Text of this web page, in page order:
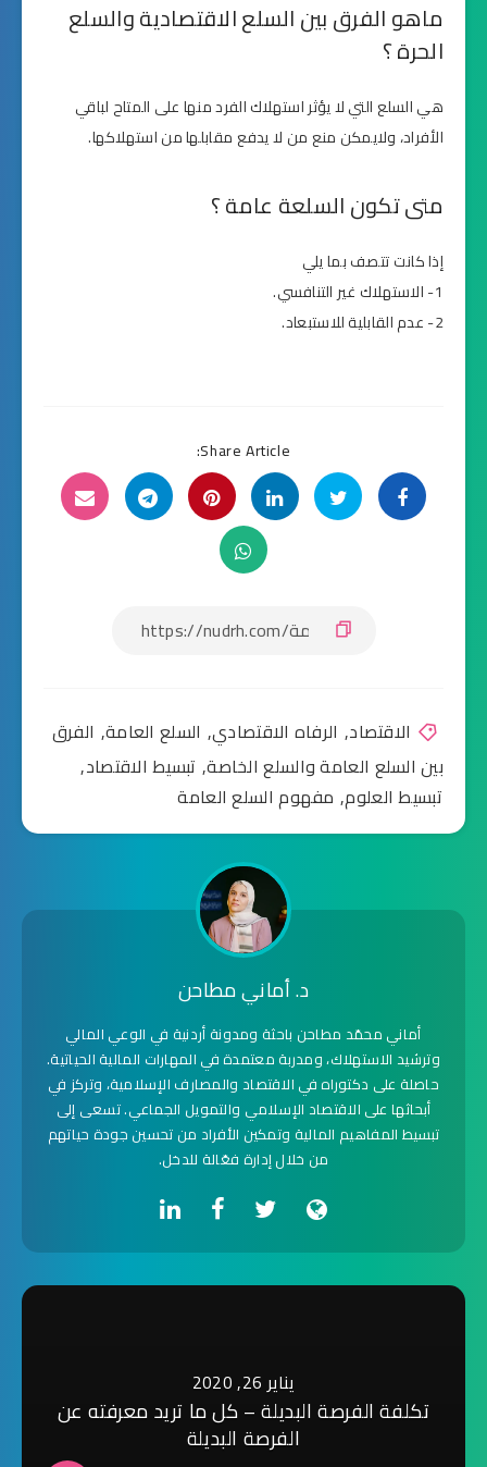
ماهو الفرق بين السلع الاقتصادية والسلع
الحرة ؟
هي السلع التي لا يؤثر استهلاك الفرد منها على المتاح لباقي
الأفراد، ولايمكن منع من لا يدفع مقابلها من استهلاكها.
متى تكون السلعة عامة ؟
إذا كانت تتصف بما يلي
1- الاستهلاك غير التنافسي.
2- عدم القابلية للاستبعاد.
Share Article:
الاقتصاد, الرفاه الاقتصادي, السلع العامة, الفرق
بين السلع العامة والسلع الخاصة, تبسيط الاقتصاد,
تبسيط العلوم, مفهوم السلع العامة
د. أماني مطاحن
أماني محمّد مطاحن باحثة ومدونة أردنية في الوعي المالي
وترشيد الاستهلاك، ومدربة معتمدة في المهارات المالية الحياتية.
حاصلة على دكتوراه في الاقتصاد والمصارف الإسلامية، وتركز في
أبحاثها على الاقتصاد الإسلامي والتمويل الجماعي. تسعى إلى
تبسيط المفاهيم المالية وتمكين الأفراد من تحسين جودة حياتهم
من خلال إدارة فعّالة للدخل.
يناير 26, 2020
تكلفة الفرصة البديلة – كل ما تريد معرفته عن
الفرصة البديلة